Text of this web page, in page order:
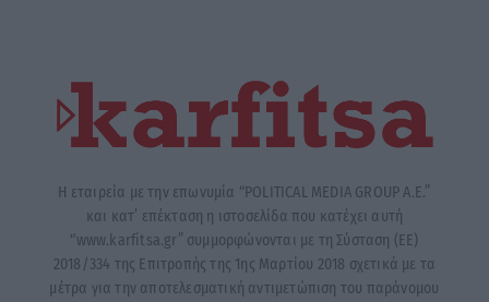
Η εταιρεία με την επωνυμία “POLITICAL MEDIA GROUP A.E.”
και κατ’ επέκταση η ιστοσελίδα που κατέχει αυτή
“www.karfitsa.gr” συμμορφώνονται με τη Σύσταση (ΕΕ)
2018/334 της Επιτροπής της 1ης Μαρτίου 2018 σχετικά με τα
μέτρα για την αποτελεσματική αντιμετώπιση του παράνομου